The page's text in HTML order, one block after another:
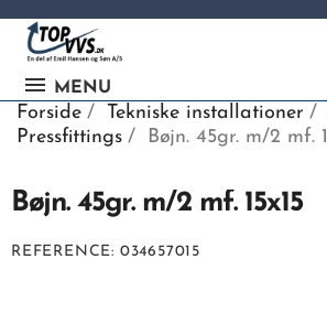
MENU
Forside Tekniske installationer
Pressfittings
Bøjn. 45gr. m/2 mf.
Bøjn. 45gr. m/2 mf. 15x15
REFERENCE 034657015